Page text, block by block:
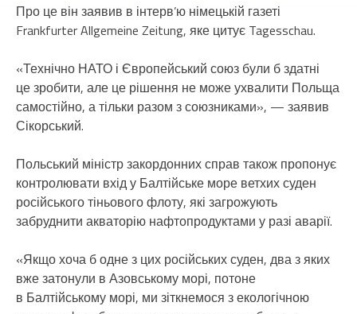
Про це він заявив в інтерв’ю німецькій газеті
Frankfurter Allgemeine Zeitung, яке цитує Tagesschau.
«Технічно НАТО і Європейський союз були б здатні
це зробити, але це рішення не може ухвалити Польща
самостійно, а тільки разом з союзниками», — заявив
Сікорський.
Польський міністр закордонних справ також пропонує
контролювати вхід у Балтійське море ветхих суден
російського тіньового флоту, які загрожують
забруднити акваторію нафтопродуктами у разі аварії.
«Якщо хоча б одне з цих російських суден, два з яких
вже затонули в Азовському морі, потоне
в Балтійському морі, ми зіткнемося з екологічною